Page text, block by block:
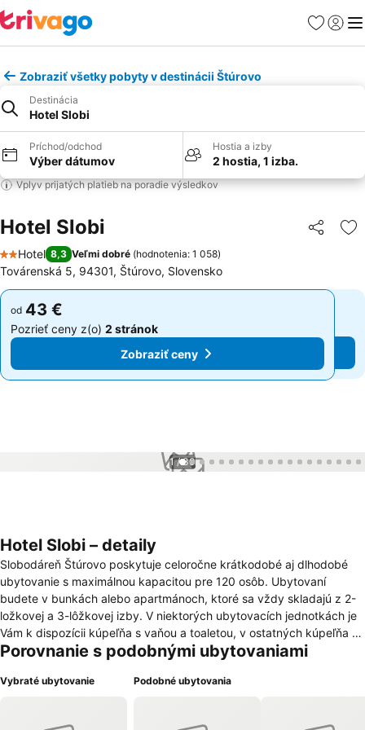
Obľúbené
Zobraziť všetky pobyty v destinácii Štúrovo
Destinácia
Hotel Slobi
Príchod/odchod
Výber dátumov
Hostia a izby
2 hostia, 1 izba.
Vplyv prijatých platieb na poradie výsledkov
Hotel Slobi Zdieľať
2 Počet hviezdičiek
Hotel 8,3 Veľmi dobré (hodnotenia: 1 058)
Továrenská 5, 94301, Štúrovo, Slovensko
od 43 €
Pozrieť ceny z(o) 2 stránok
Zobraziť ceny
od 43 €
Pozrieť ceny z(o) 2 stránok
Zobraziť ceny
1 / 30
Hotel Slobi – detaily
Slobodáreň Štúrovo poskytuje celoročne krátkodobé aj dlhodobé
ubytovanie s maximálnou kapacitou pre 120 osôb. Ubytovaní
budete v bunkách alebo apartmánoch, ktoré sa vždy skladajú z 2-
ložkovej a 3-lôžkovej izby. V niektorých ubytovacích jednotkách je
Vám k dispozícii kúpeľňa s vaňou a toaletou, v ostatných kúpeľňa so
sprchovým kútom (toaleta je umiestnená na chodbe). Izby sú
stolíkmi, skriňami a stolom so stoličkami. Po dohode Vám
Porovnanie s podobnými ubytovaniami
Vybraté ubytovanie Podobné ubytovania